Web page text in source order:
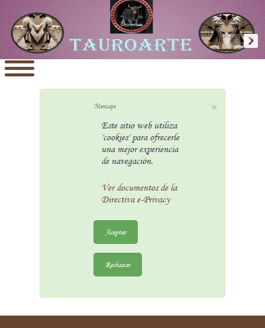
×
Mensaje
Este sitio web utiliza
'cookies' para ofrecerle
una mejor experiencia
de navegación.
Ver documentos de la
Directiva e-Privacy
Aceptar
Rechazar